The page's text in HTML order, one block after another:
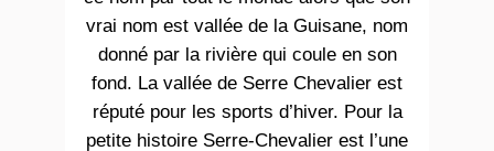
vrai nom est vallée de la Guisane, nom
donné par la rivière qui coule en son
fond. La vallée de Serre Chevalier est
réputé pour les sports d’hiver. Pour la
petite histoire Serre-Chevalier est l’une